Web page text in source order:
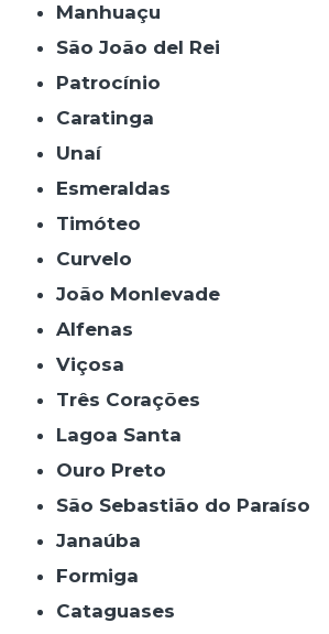
Manhuaçu
São João del Rei
Patrocínio
Caratinga
Unaí
Esmeraldas
Timóteo
Curvelo
João Monlevade
Alfenas
Viçosa
Três Corações
Lagoa Santa
Ouro Preto
São Sebastião do Paraíso
Janaúba
Formiga
Cataguases